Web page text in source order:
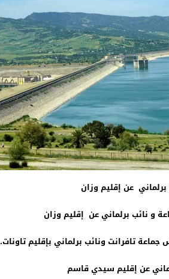
عن إقليم وزان
و نائب برلماني عن إقليم وزان
تافرانت ونائب برلماني بإقليم تاونات.
عن إقليم سيدي قاسم